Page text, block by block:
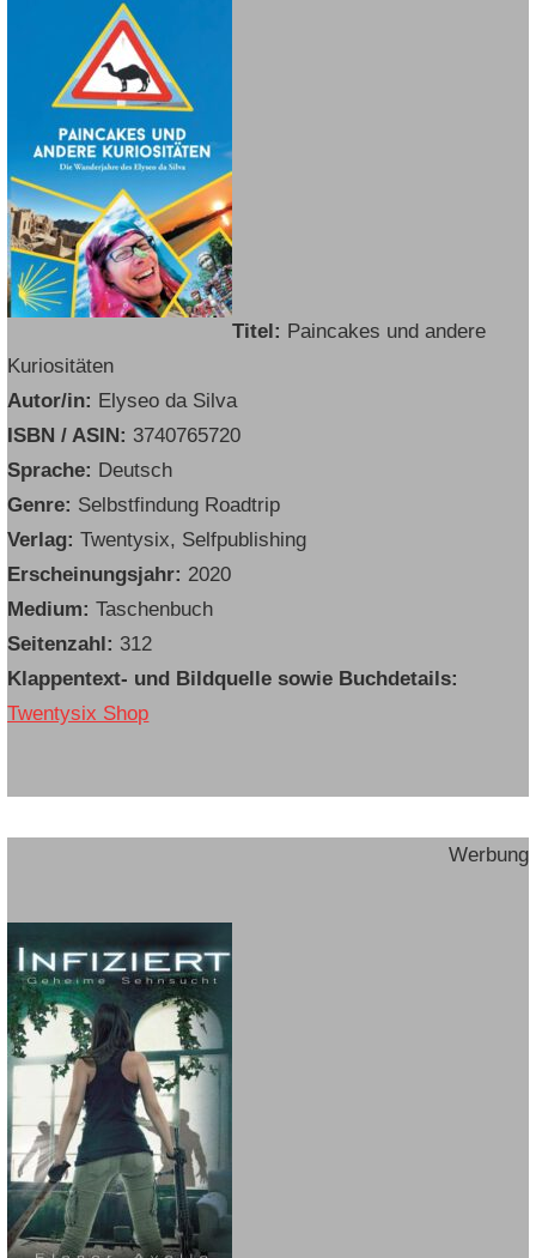
Titel: Paincakes und andere
Kuriositäten
Autor/in: Elyseo da Silva
ISBN / ASIN: 3740765720
Sprache: Deutsch
Genre: Selbstfindung Roadtrip
Verlag:Twentysix, Selfpublishing
Erscheinungsjahr: 2020
Medium: Taschenbuch
Seitenzahl: 312
Klappentext- und Bildquelle sowie Buchdetails:
Twentysix Shop
Werbung